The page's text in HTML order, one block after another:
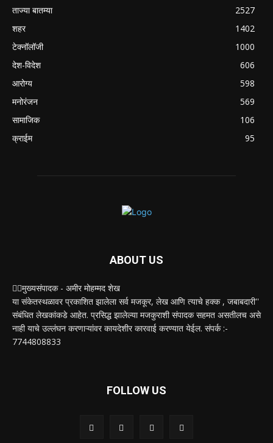
ताज्या बातम्या
2527
शहर
1402
टेक्नॉलॉजी
1000
देश-विदेश
606
आरोग्य
598
मनोरंजन
569
सामाजिक
106
क्राईम
95
ABOUT US
✍🏻मुख्यसंपादक - अमीर मोहम्मद शेख
या संकेतस्थळावर प्रकाशित झालेला सर्व मजकूर, लेख आणि त्याचे हक्क , जबाबदारी''
संबंधित लेखकांकडे आहेत. प्रसिद्ध झालेल्या मजकुराशी संपादक सहमत असतीलच असे
नाही याचे उल्लंघन करणाऱ्यांवर कायदेशीर कारवाई करण्यात येईल. संपर्क :-
7744808833
FOLLOW US